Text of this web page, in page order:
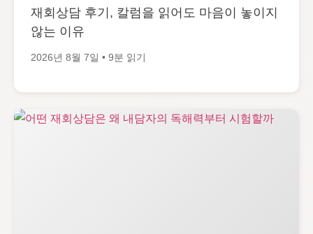
재회상담 후기, 칼럼을 읽어도 마음이 놓이지
않는 이유
2026년 8월 7일 • 9분 읽기